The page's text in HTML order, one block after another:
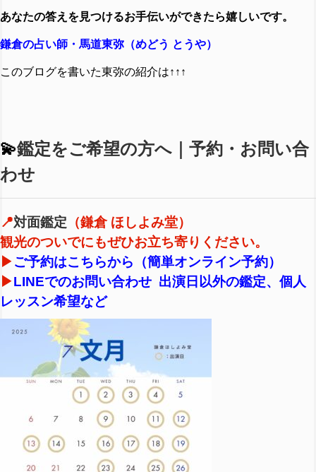
あなたの答えを見つけるお手伝いができたら嬉しいです。
鎌倉の占い師・馬道東弥（めどう とうや）
このブログを書いた東弥の紹介は↑↑↑
💫鑑定をご希望の方へ｜予約・お問い合
わせ
📍対面鑑定 （鎌倉 ほしよみ堂）
観光のついでにもぜひお立ち寄りください。
▶︎ご予約はこちらから（簡単オンライン予約）
▶︎LINEでのお問い合わせ 出演日以外の鑑定、個人
レッスン希望など